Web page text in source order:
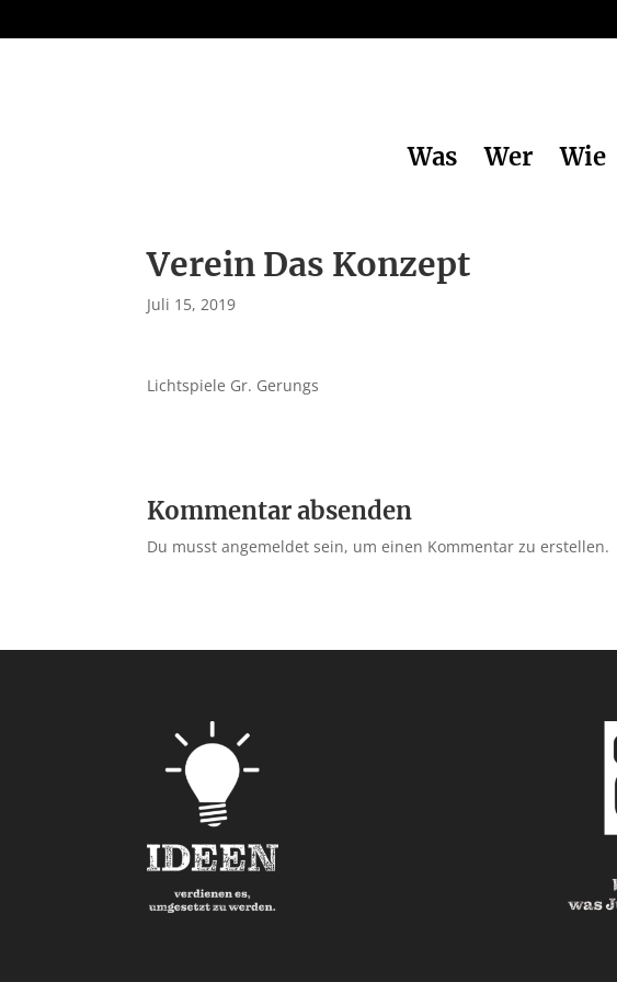
Was Wer Wie
Verein Das Konzept
Juli 15, 2019
Lichtspiele Gr. Gerungs
Kommentar absenden
Du musst angemeldet sein, um einen Kommentar zu erstellen.